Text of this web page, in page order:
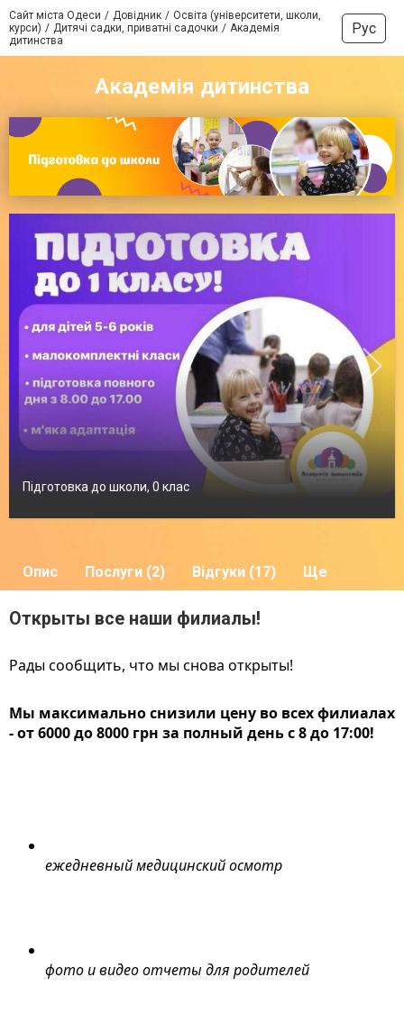
Сайт міста Одеси Довідник
Освіта (університети, школи,
курси)
Дитячі садки, приватні садочки
Академія
дитинства
Рус
Академія дитинства
Підготовка до школи, 0 клас
Опис Послуги (2) Відгуки (17) Ще
Открыты все наши филиалы!
Рады сообщить, что мы снова открыты!
Мы максимально снизили цену во всех филиалах
- от 6000 до 8000 грн за полный день с 8 до 17:00!
ежедневный медицинский осмотр
фото и видео отчеты для родителей